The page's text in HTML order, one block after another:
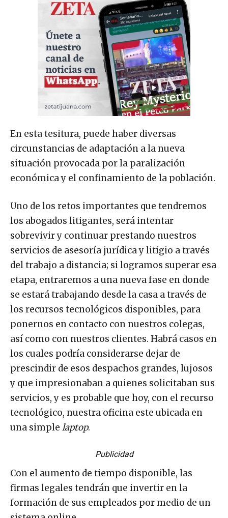
En esta tesitura, puede haber diversas
circunstancias de adaptación a la nueva
situación provocada por la paralización
económica y el confinamiento de la población.
Uno de los retos importantes que tendremos
los abogados litigantes, será intentar
sobrevivir y continuar prestando nuestros
servicios de asesoría jurídica y litigio a través
del trabajo a distancia; si logramos superar esa
etapa, entraremos a una nueva fase en donde
se estará trabajando desde la casa a través de
los recursos tecnológicos disponibles, para
ponernos en contacto con nuestros colegas,
así como con nuestros clientes. Habrá casos en
los cuales podría considerarse dejar de
prescindir de esos despachos grandes, lujosos
y que impresionaban a quienes solicitaban sus
servicios, y es probable que hoy, con el recurso
tecnológico, nuestra oficina este ubicada en
una simple laptop.
Publicidad
Con el aumento de tiempo disponible, las
firmas legales tendrán que invertir en la
formación de sus empleados por medio de un